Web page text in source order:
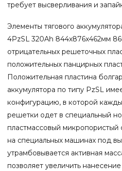
требует высверливания и
Элементы тягового
4PzSL 320Ah 844x876x462мм
отрицательных решеточных
положительных панцирных
Положительная пластина
аккумулятора по типу PzSL
конфигурацию, в которой
решетки одет в специальный
пластмассовый микропористый
на специальных машинах под
утрамбовывается активная
позволяет увеличить